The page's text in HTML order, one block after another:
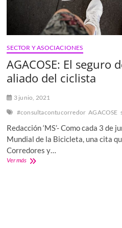
SECTOR Y ASOCIACIONES
AGACOSE: El seguro
aliado del ciclista
3 junio, 2021
#consultacontucorredor AGACOSE
Redacción ‘MS’- Como cada 3 de
Mundial de la Bicicleta, una cita
Corredores y…
Ver másAGACOSE: